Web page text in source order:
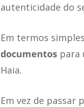
autenticidade do
Em termos
documentospara
Haia.
Em vez de passar